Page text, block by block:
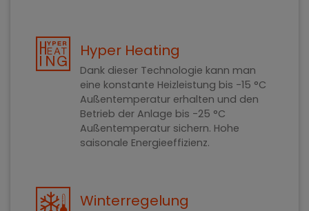
Hyper Heating
Dank dieser Technologie kann man
eine konstante Heizleistung bis -15 °C
Außentemperatur erhalten und den
Betrieb der Anlage bis -25 °C
Außentemperatur sichern. Hohe
saisonale Energieeffizienz.
Winterregelung